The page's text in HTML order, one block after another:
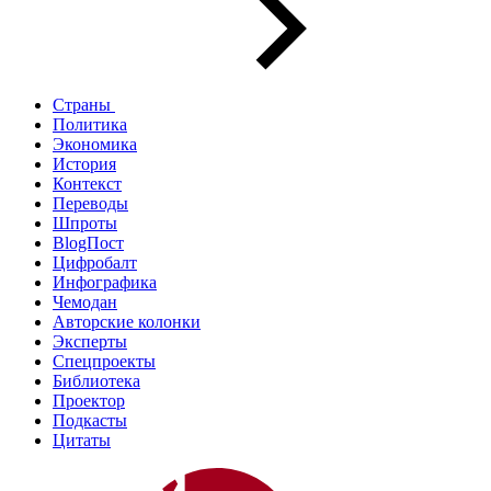
Страны
Политика
Экономика
История
Контекст
Переводы
Шпроты
BlogПост
Цифробалт
Инфографика
Чемодан
Авторские колонки
Эксперты
Спецпроекты
Библиотека
Проектор
Подкасты
Цитаты